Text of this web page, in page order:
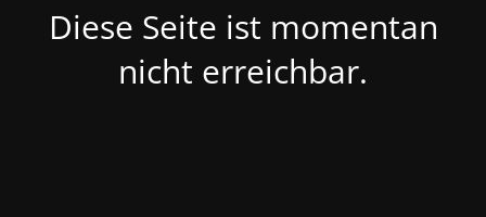
Diese Seite ist momentan
nicht erreichbar.